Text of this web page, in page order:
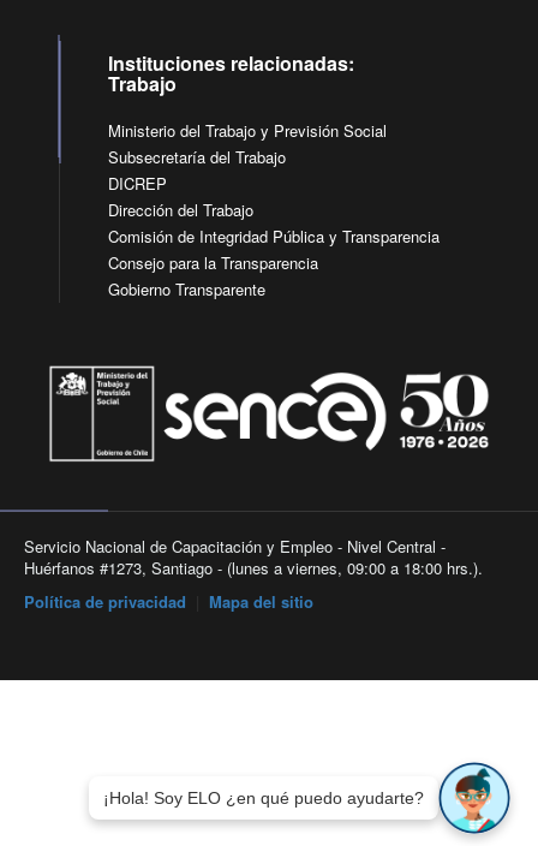
Instituciones relacionadas:
Trabajo
Ministerio del Trabajo y Previsión Social
Subsecretaría del Trabajo
DICREP
Dirección del Trabajo
Comisión de Integridad Pública y Transparencia
Consejo para la Transparencia
Gobierno Transparente
Servicio Nacional de Capacitación y Empleo - Nivel Central -
Huérfanos #1273, Santiago - (lunes a viernes, 09:00 a 18:00 hrs.).
Política de privacidad
Mapa del sitio
¡Hola! Soy ELO ¿en qué puedo ayudarte?